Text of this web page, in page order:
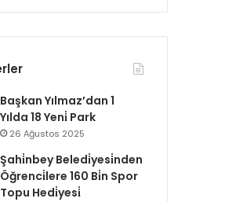
Başkan Yılmaz’dan 1
Yılda 18 Yeni̇ Park
26 Ağustos 2025
Şahi̇nbey Beledi̇yesi̇nden
Öğrenci̇lere 160 Bi̇n Spor
Topu Hedi̇yesi̇